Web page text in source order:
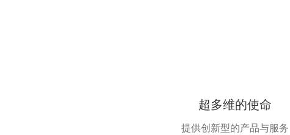
超多维的使命
提供创新型的产品与服务